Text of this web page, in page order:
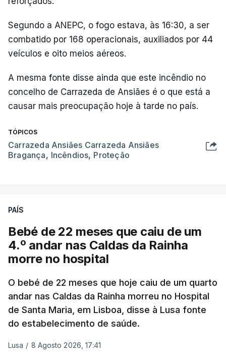
Segundo a ANEPC, o fogo estava, às 16:30, a ser
combatido por 168 operacionais, auxiliados por 44
veículos e oito meios aéreos.
A mesma fonte disse ainda que este incêndio no
concelho de Carrazeda de Ansiães é o que está a
causar mais preocupação hoje à tarde no país.
TÓPICOS
Carrazeda Ansiães Carrazeda Ansiães
Bragança, Incêndios, Proteção
PAÍS
Bebé de 22 meses que caiu de um
4.º andar nas Caldas da Rainha
morre no hospital
O bebé de 22 meses que hoje caiu de um quarto
andar nas Caldas da Rainha morreu no Hospital
de Santa Maria, em Lisboa, disse à Lusa fonte
do estabelecimento de saúde.
Lusa / 8 Agosto 2026, 17:41